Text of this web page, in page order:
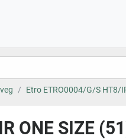
Etro ETRO0004/G/S HT8/
ONE SIZE